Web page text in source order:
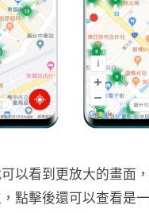
以看到更放大的畫面
點擊後還可以查看是